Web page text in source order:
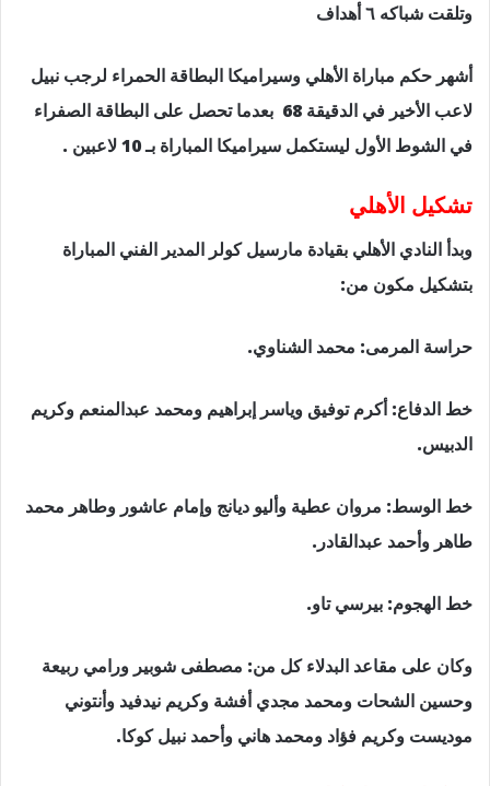
وتلقت شباكه ٦ أهداف
أشهر حكم مباراة الأهلي وسيراميكا البطاقة الحمراء لرجب نبيل
لاعب الأخير في الدقيقة 68 بعدما تحصل على البطاقة الصفراء
في الشوط الأول ليستكمل سيراميكا المباراة بـ 10 لاعبين .
تشكيل الأهلي
وبدأ النادي الأهلي بقيادة مارسيل كولر المدير الفني المباراة
بتشكيل مكون من:
حراسة المرمى: محمد الشناوي.‏
خط الدفاع: أكرم توفيق وياسر إبراهيم ومحمد عبدالمنعم وكريم
الدبيس. ‏
خط الوسط: مروان عطية وأليو ديانج وإمام عاشور وطاهر محمد
طاهر وأحمد عبدالقادر. ‏
خط الهجوم: بيرسي تاو. ‏
وكان على مقاعد البدلاء كل من: مصطفى شوبير ورامي ربيعة
وحسين الشحات ومحمد مجدي أفشة وكريم نيدفيد وأنتوني
موديست ‏وكريم فؤاد ومحمد هاني وأحمد نبيل كوكا. ‏